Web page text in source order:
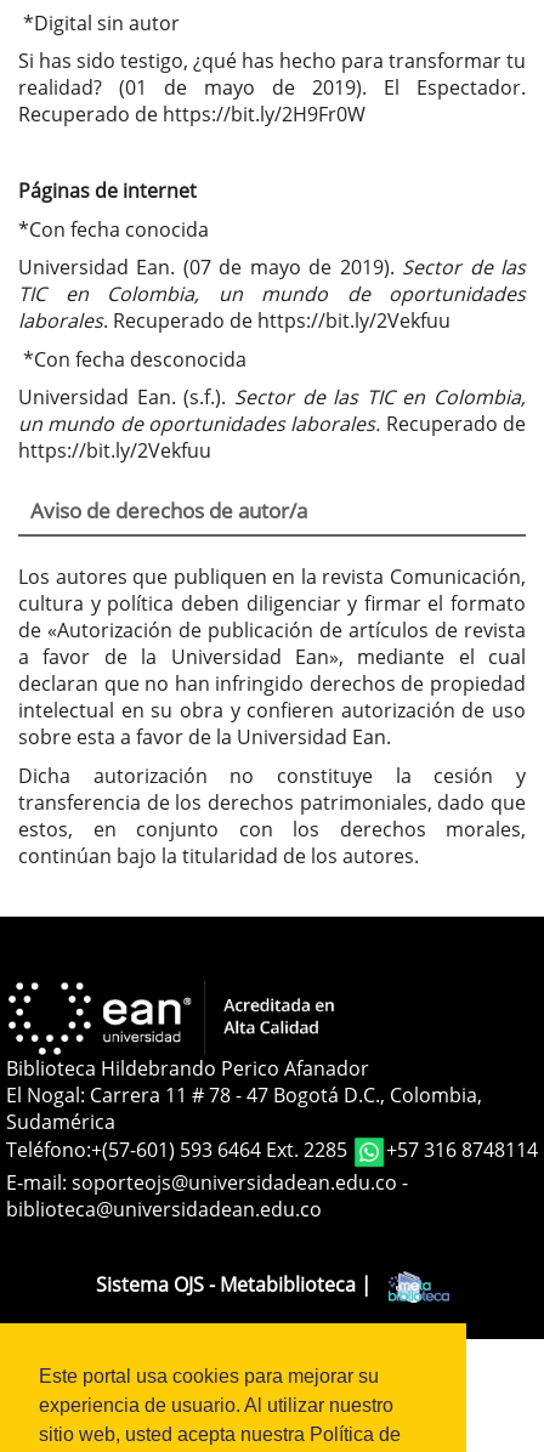
Este portal usa cookies para mejorar su
experiencia de usuario. Al utilizar nuestro
sitio web, usted acepta nuestra Política de
*Digital sin autor
Si has sido testigo, ¿qué has hecho para transformar tu
realidad? (01 de mayo de 2019). El Espectador.
Recuperado de https://bit.ly/2H9Fr0W
Páginas de internet
*Con fecha conocida
Universidad Ean. (07 de mayo de 2019). Sector de las
TIC en Colombia, un mundo de oportunidades
laborales. Recuperado de https://bit.ly/2Vekfuu
*Con fecha desconocida
Universidad Ean. (s.f.). Sector de las TIC en Colombia,
un mundo de oportunidades laborales. Recuperado de
https://bit.ly/2Vekfuu
Aviso de derechos de autor/a
Los autores que publiquen en la revista Comunicación,
cultura y política deben diligenciar y firmar el formato
de «Autorización de publicación de artículos de revista
a favor de la Universidad Ean», mediante el cual
declaran que no han infringido derechos de propiedad
intelectual en su obra y confieren autorización de uso
sobre esta a favor de la Universidad Ean.
Dicha autorización no constituye la cesión y
transferencia de los derechos patrimoniales, dado que
estos, en conjunto con los derechos morales,
continúan bajo la titularidad de los autores.
Biblioteca Hildebrando Perico Afanador
El Nogal: Carrera 11 # 78 - 47 Bogotá D.C., Colombia,
Sudamérica
Teléfono:+(57-601) 593 6464 Ext. 2285
+57 316 8748114
E-mail: soporteojs@universidadean.edu.co -
biblioteca@universidadean.edu.co
Sistema OJS - Metabiblioteca |